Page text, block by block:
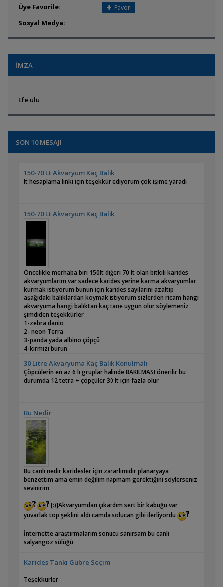
Üye Favorile: Favori
Sosyal Medya:
İMZA
Efe ulu
SON 10 MESAJI
150-70 Lt Akvaryum Kaç Balık
lt hesaplama linki için teşekkür ediyorum çok işime yaradi
150-70 Lt Akvaryum Kaç Balık
Öncelikle merhaba biri 150lt diğeri 70 lt olan bitkili karides
akvaryumlarım var sadece karides yerine karma akvaryumlar
kurmak istiyorum bunun için karides sayılarını azaltıp
aşağıdaki balıklardan koymak istiyorum sizlerden ricam hangi
akvaryuma hangi balıktan kaç tane uygun olur söylemeniz
şimdiden teşekkürler
1-zebra danio
2- neon Terra
3-panda yada albino çöpçü
4-kırmızı burun
6- Lepistes
7- nerite salyangoz
8-moli
Şuanki akvaryumlatım bir kaç aydır çalışan bitkili
akvaryumlardır herhangi yavru ayrımı yapmayacağım canlı
doğruranlar için bu kadar canlı yükü fazla olabilir oyüzden
sizlerede danışmak istedim 🙏🏻
30 Litre Akvaryuma Kaç Balık Konulmalı
Çöpcülerin en az 6 lı gruplar halinde BAKILMASI önerilir bu
durumda 12 tetra + çöpçüler 30 lt için fazla olur
Bu Nedir
Bu canlı nedir karidesler için zararlımıdır planaryaya
benzettim ama emin değilim napmam gerektiğini söylerseniz
sevinirim
[:)]Akvaryumdan çıkardım sert bir kabuğu var
yuvarlak top şeklini aldı camda solucan gibi ilerliyordu
İnternette araştırmalarım sonucu sanırsam bu canlı
salyangoz sülüğü
Karides Tankı Gübre Seçimi
Teşekkürler